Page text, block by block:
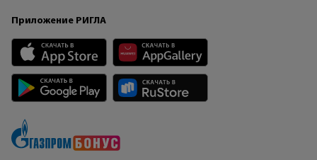
Приложение РИГЛА